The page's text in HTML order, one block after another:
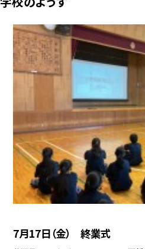
7月17日（金） 終業式